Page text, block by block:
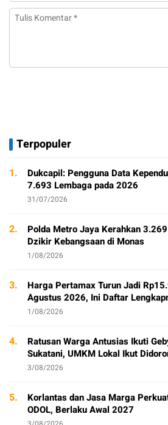
Terpopuler
1.
Dukcapil: Pengguna Data
7.693 Lembaga pada 2026
31/07/2026
2.
Polda Metro Jaya Kerahkan
Dzikir Kebangsaan di Monas
1/08/2026
3.
Harga Pertamax Turun Jadi
Agustus 2026, Ini Daftar
1/08/2026
4.
Ratusan Warga Antusias Ikuti
Sukatani, UMKM Lokal Ikut
3/08/2026
5.
Korlantas dan Jasa Marga
ODOL, Berlaku Awal 2027